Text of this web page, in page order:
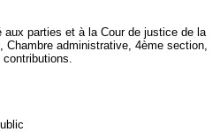
aux parties et à la Cour de justice de la
Chambre administrative, 4ème section,